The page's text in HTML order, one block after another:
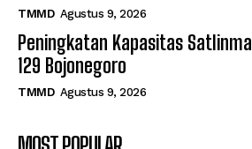
TMMD Agustus 9, 2026
Peningkatan Kapasitas
129 Bojonegoro
TMMD Agustus 9, 2026